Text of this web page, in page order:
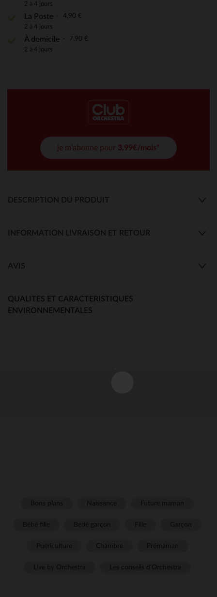
2 à 4 jours
La Poste 4,90 €
2 à 4 jours
À domicile 7,90 €
2 à 4 jours
je m'abonne pour 3,99€/mois*
DESCRIPTION DU PRODUIT
INFORMATION LIVRAISON ET RETOUR
AVIS
QUALITES ET CARACTERISTIQUES
ENVIRONNEMENTALES